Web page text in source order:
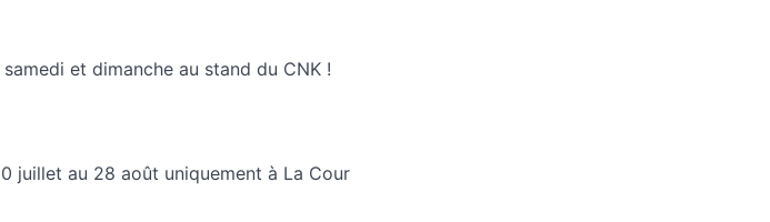
et dimanche au stand du CNK !
juillet au 28 août uniquement à La Cour